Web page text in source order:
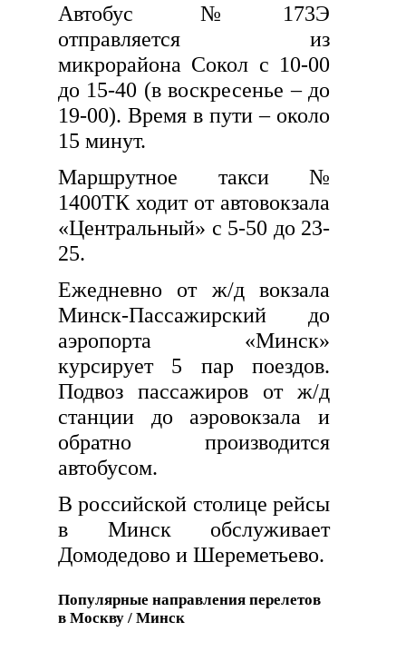
Автобус №173Э
отправляется из
микрорайона Сокол с 10-00
до 15-40 (в воскресенье – до
19-00). Время в пути – около
15 минут.
Маршрутное такси №
1400ТК ходит от автовокзала
«Центральный» с 5-50 до 23-
25.
Ежедневно от ж/д вокзала
Минск-Пассажирский до
аэропорта «Минск»
курсирует 5 пар поездов.
Подвоз пассажиров от ж/д
станции до аэровокзала и
обратно производится
автобусом.
В российской столице рейсы
в Минск обслуживает
Домодедово и Шереметьево.
Популярные направления перелетов
в Москву / Минск